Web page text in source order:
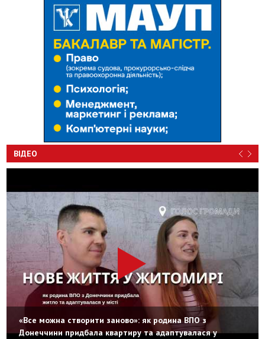
ВІДЕО
«Все можна створити заново»: як родина ВПО з
Донеччини придбала квартиру та адаптувалася у